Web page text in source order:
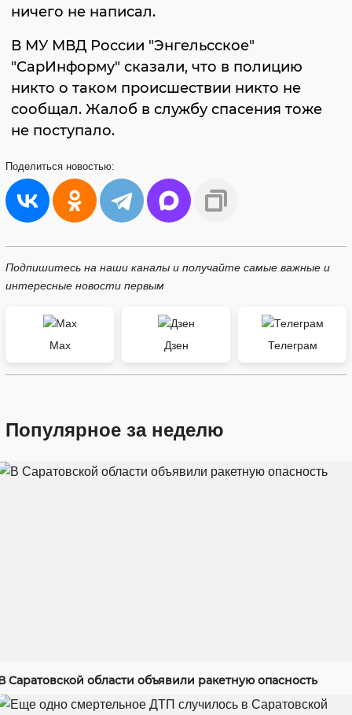
ничего не написал.
В МУ МВД России "Энгельсское"
"СарИнформу" сказали, что в полицию
никто о таком происшествии никто не
сообщал. Жалоб в службу спасения тоже
не поступало.
Поделиться новостью:
Подпишитесь на наши каналы и получайте самые важные и
интересные новости первым
Max Дзен Телеграм
Популярное за неделю
Саратовской области объявили ракетную опасность